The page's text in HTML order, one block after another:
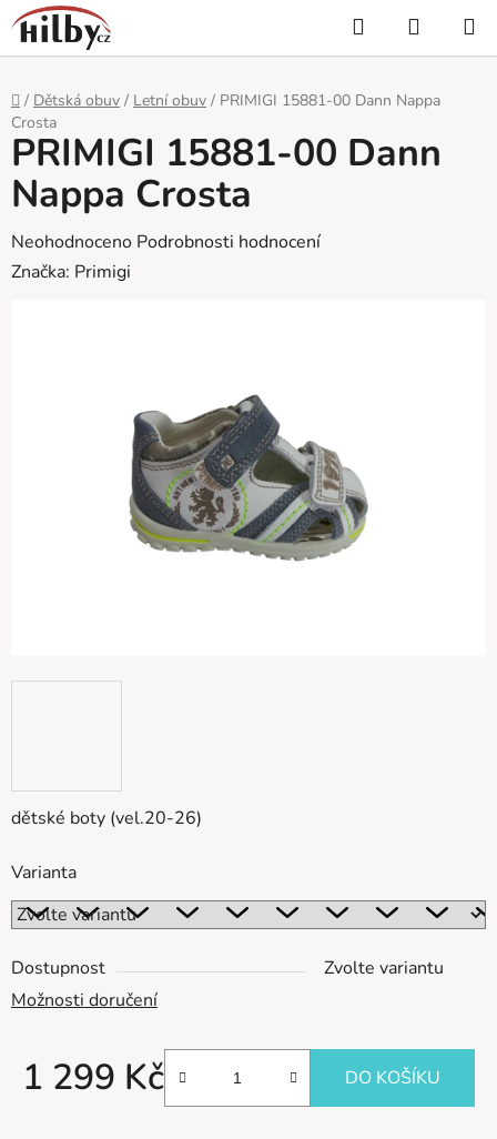
Přejít
na
obsah
Hledat
KOŠÍK
Domů
/ Dětská obuv / Letní obuv / PRIMIGI 15881-00 Dann Nappa
Crosta
dětské boty (vel.20-26)
Varianta
Dostupnost
Zvolte variantu
Možnosti doručení
1 299 Kč DO KOŠÍKU
PRIMIGI 15881-00 Dann
Nappa Crosta
Průměrné
hodnocení
Neohodnoceno Podrobnosti hodnocení
Značka: Primigi